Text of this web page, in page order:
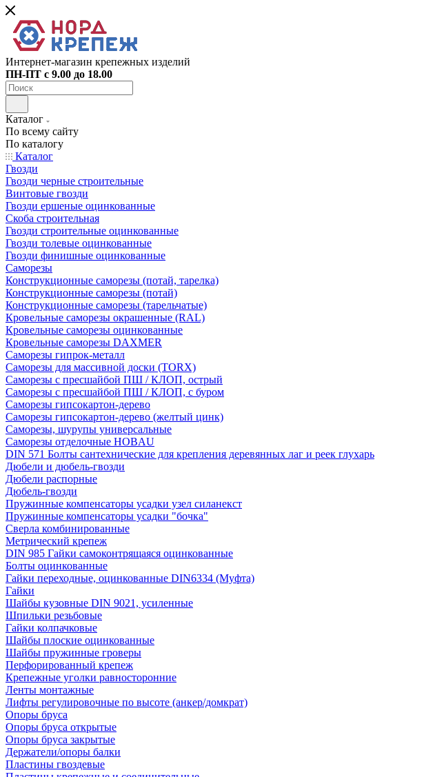
Интернет-магазин крепежных изделий
ПН-ПТ с 9.00 до 18.00
Каталог
По всему сайту
По каталогу
Каталог
Гвозди
Гвозди черные строительные
Винтовые гвозди
Гвозди ершеные оцинкованные
Скоба строительная
Гвозди строительные оцинкованные
Гвозди толевые оцинкованные
Гвозди финишные оцинкованные
Саморезы
Конструкционные саморезы (потай, тарелка)
Конструкционные саморезы (потай)
Конструкционные саморезы (тарельчатые)
Кровельные саморезы окрашенные (RAL)
Кровельные саморезы оцинкованные
Кровельные саморезы DAXMER
Саморезы гипрок-металл
Саморезы для массивной доски (TORX)
Саморезы с пресшайбой ПШ / КЛОП, острый
Саморезы с пресшайбой ПШ / КЛОП, с буром
Саморезы гипсокартон-дерево
Саморезы гипсокартон-дерево (желтый цинк)
Саморезы, шурупы универсальные
Саморезы отделочные HOBAU
DIN 571 Болты сантехнические для крепления деревянных лаг и реек глухарь
Дюбели и дюбель-гвозди
Дюбели распорные
Дюбель-гвозди
Пружинные компенсаторы усадки узел силанекст
Пружинные компенсаторы усадки "бочка"
Сверла комбинированные
Метрический крепеж
DIN 985 Гайки самоконтрящаяся оцинкованные
Болты оцинкованные
Гайки переходные, оцинкованные DIN6334 (Муфта)
Гайки
Шайбы кузовные DIN 9021, усиленные
Шпильки резьбовые
Гайки колпачковые
Шайбы плоские оцинкованные
Шайбы пружинные гроверы
Перфорированный крепеж
Крепежные уголки равносторонние
Ленты монтажные
Лифты регулировочные по высоте (анкер/домкрат)
Опоры бруса
Опоры бруса открытые
Опоры бруса закрытые
Держатели/опоры балки
Пластины гвоздевые